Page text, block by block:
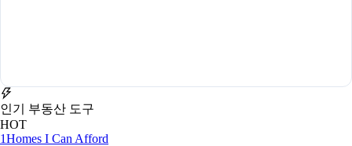
인기 부동산 도구
HOT
1Homes I Can Afford